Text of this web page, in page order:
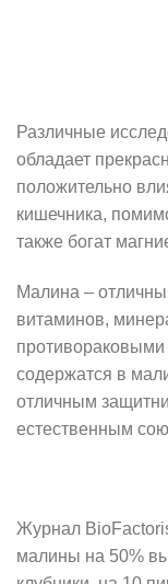
Различные
обладает
положительно
кишечника,
также богат
Малина –
витаминов,
содержатся в
отличным
естественным
Журнал
малины на 50%